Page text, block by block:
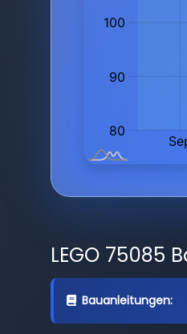
LEGO 75085
Bauanleitungen: